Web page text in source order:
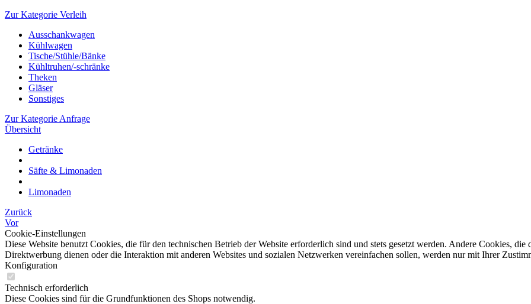
Zur Kategorie Verleih
Ausschankwagen
Kühlwagen
Tische/Stühle/Bänke
Kühltruhen/-schränke
Theken
Gläser
Sonstiges
Zur Kategorie Anfrage
Übersicht
Getränke
Säfte & Limonaden
Limonaden
Zurück
Vor
Cookie-Einstellungen
Diese Website benutzt Cookies, die für den technischen Betrieb der Website erforderlich sind und stets gesetzt werden. Andere Cookies,
Direktwerbung dienen oder die Interaktion mit anderen Websites und sozialen Netzwerken vereinfachen sollen, werden nur mit Ihrer
Konfiguration
Technisch erforderlich
Diese Cookies sind für die Grundfunktionen des Shops notwendig.